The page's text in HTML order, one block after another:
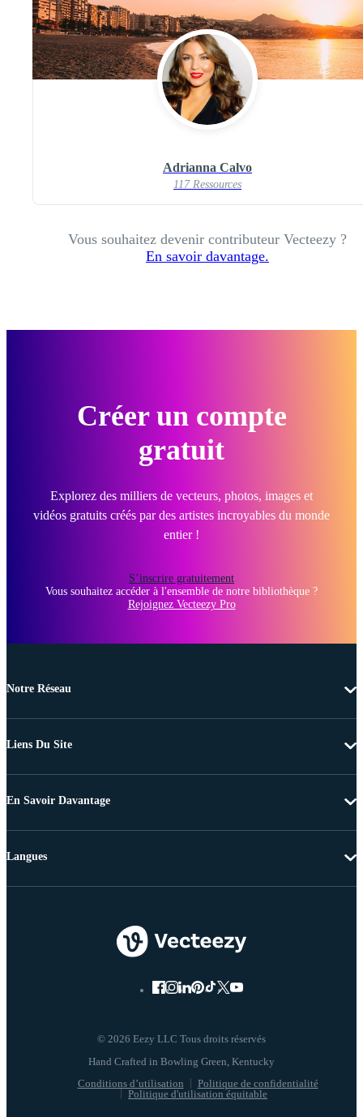
Adrianna Calvo
117 Ressources
Vous souhaitez devenir contributeur Vecteezy ?
En savoir davantage.
Créer un compte
gratuit
Explorez des milliers de vecteurs, photos, images et
vidéos gratuits créés par des artistes incroyables du monde
entier !
S’inscrire gratuitement
Vous souhaitez accéder à l'ensemble de notre bibliothèque ?
Rejoignez Vecteezy Pro
Notre Réseau
Liens Du Site
En Savoir Davantage
© 2026 Eezy LLC Tous droits réservés
Conditions d’utilisation
Politique de confidentialité
Politique d'utilisation équitable
Langues